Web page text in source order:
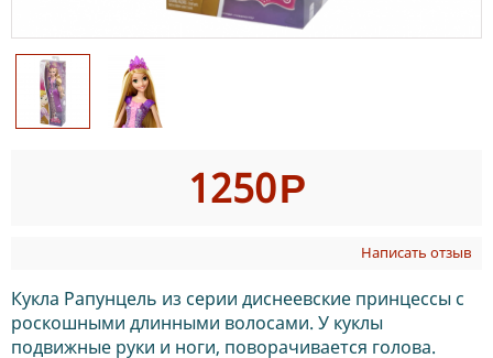
1250Р
Написать отзыв
Кукла Рапунцель из серии диснеевские принцессы с
роскошными длинными волосами. У куклы
подвижные руки и ноги, поворачивается голова.